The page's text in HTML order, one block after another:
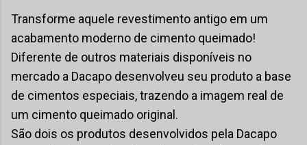
Transforme aquele revestimento antigo em um
acabamento moderno de cimento queimado!
Diferente de outros materiais disponíveis no
mercado a Dacapo desenvolveu seu produto a base
de cimentos especiais, trazendo a imagem real de
um cimento queimado original.
São dois os produtos desenvolvidos pela Dacapo